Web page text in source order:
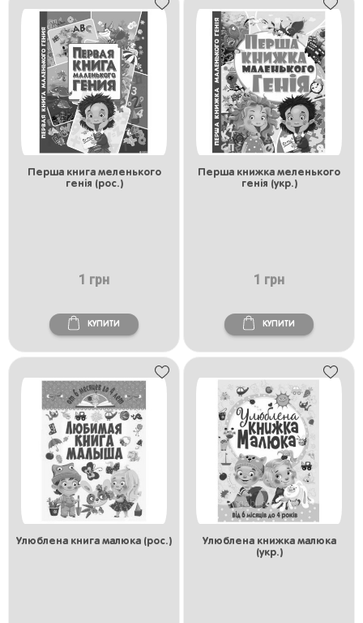
Перша книга меленького
генія (рос.)
1 грн
КУПИТИ
Перша книжка меленького
генія (укр.)
1 грн
КУПИТИ
Улюблена книга малюка (рос.)
Улюблена книжка малюка
(укр.)